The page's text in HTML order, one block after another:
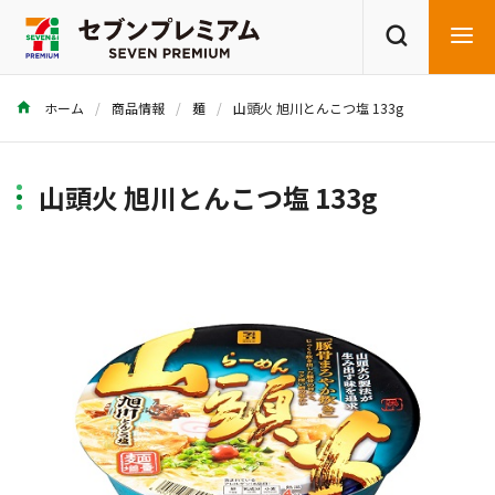
商品を探す レシピを探す
ホーム 商品情報 麺 山頭火 旭川とんこつ塩 133g
山頭火 旭川とんこつ塩 133g